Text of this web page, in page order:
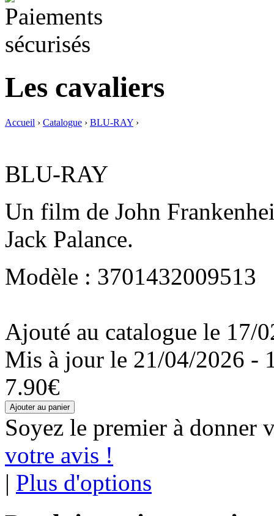
Les cavaliers
Accueil › Catalogue › BLU-RAY ›
BLU-RAY
Un film de John
Jack Palance.
Modèle : 3701432009513
Ajouté au catalogue le 17/
Mis à jour le 21/04/2026 -
7.90€
Soyez le premier à donner
votre avis !
| Plus d'options